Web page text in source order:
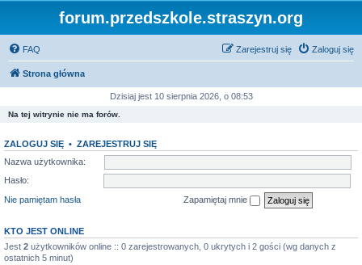
forum.przedszkole.straszyn.org
FAQ Zaloguj się
Zarejestruj się
Strona główna
Dzisiaj jest 10 sierpnia 2026, o 08:53
Na tej witrynie nie ma forów.
ZALOGUJ SIĘ • ZAREJESTRUJ SIĘ
Nazwa użytkownika:
Hasło:
Nie pamiętam hasła
Zapamiętaj mnie
KTO JEST ONLINE
Jest 2 użytkowników online :: 0 zarejestrowanych, 0 ukrytych i 2 gości (wg danych z
ostatnich 5 minut)